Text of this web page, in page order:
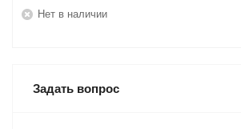
Нет в наличии
Задать вопрос